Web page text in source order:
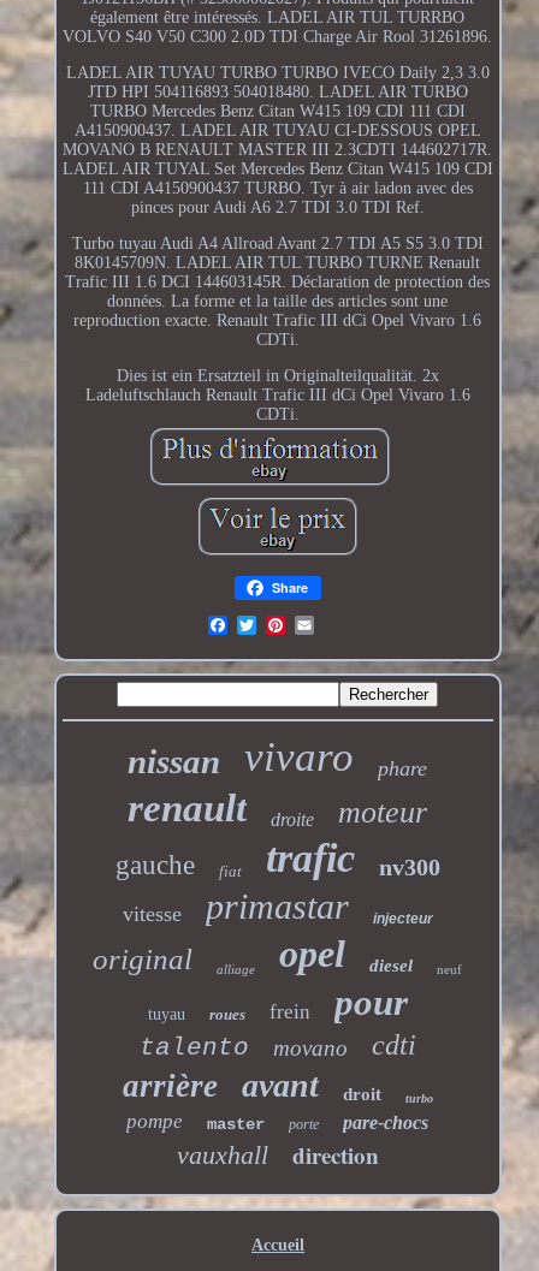
également être intéressés. LADEL AIR TUL TURRBO
VOLVO S40 V50 C300 2.0D TDI Charge Air Rool 31261896.
LADEL AIR TUYAU TURBO TURBO IVECO Daily 2,3 3.0
JTD HPI 504116893 504018480. LADEL AIR TURBO
TURBO Mercedes Benz Citan W415 109 CDI 111 CDI
A4150900437. LADEL AIR TUYAU CI-DESSOUS OPEL
MOVANO B RENAULT MASTER III 2.3CDTI 144602717R.
LADEL AIR TUYAL Set Mercedes Benz Citan W415 109 CDI
111 CDI A4150900437 TURBO. Tyr à air ladon avec des
pinces pour Audi A6 2.7 TDI 3.0 TDI Ref.
Turbo tuyau Audi A4 Allroad Avant 2.7 TDI A5 S5 3.0 TDI
8K0145709N. LADEL AIR TUL TURBO TURNE Renault
Trafic III 1.6 DCI 144603145R. Déclaration de protection des
données. La forme et la taille des articles sont une
reproduction exacte. Renault Trafic III dCi Opel Vivaro 1.6
CDTi.
Dies ist ein Ersatzteil in Originalteilqualität. 2x
Ladeluftschlauch Renault Trafic III dCi Opel Vivaro 1.6
CDTi.
Share
nissan vivaro phare
renault droite moteur
gauche fiat trafic nv300
vitesse primastar injecteur
original alliage opel diesel neuf
tuyau roues frein pour
talento movano cdti
arrière avant droit turbo
pompe master porte pare-chocs
vauxhall direction
Accueil